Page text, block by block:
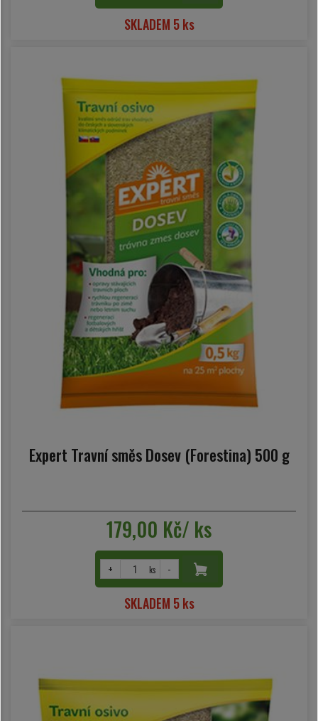
SKLADEM 5 ks
Expert Travní směs Dosev (Forestina) 500 g
179,00 Kč/ ks
+ ks -
SKLADEM 5 ks